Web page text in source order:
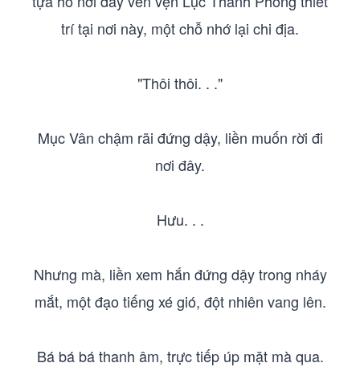
trí tại nơi này, một chỗ nhớ lại chi địa.
"Thôi thôi. . ."
Mục Vân chậm rãi đứng dậy, liền muốn rời đi
nơi đây.
Hưu. . .
Nhưng mà, liền xem hắn đứng dậy trong nháy
mắt, một đạo tiếng xé gió, đột nhiên vang lên.
Bá bá bá thanh âm, trực tiếp úp mặt mà qua.